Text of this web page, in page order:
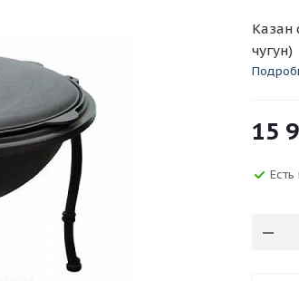
Казан
чугун)
15